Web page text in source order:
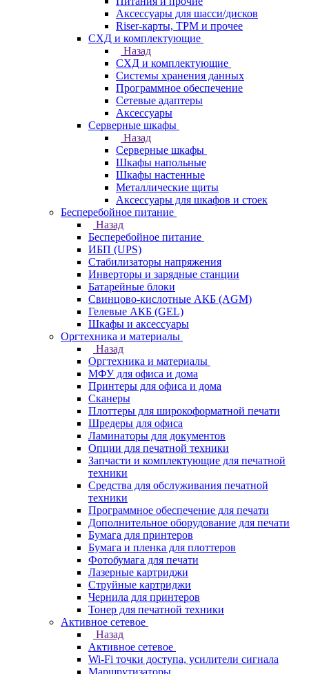
Аксессуары для шасси/дисков
Riser-карты, TPM и прочее
СХД и комплектующие
Назад
СХД и комплектующие
Системы хранения данных
Программное обеспечение
Сетевые адаптеры
Аксессуары
Серверные шкафы
Назад
Серверные шкафы
Шкафы напольные
Шкафы настенные
Металлические щиты
Аксессуары для шкафов и стоек
Бесперебойное питание
Назад
Бесперебойное питание
ИБП (UPS)
Стабилизаторы напряжения
Инверторы и зарядные станции
Батарейные блоки
Свинцово-кислотные АКБ (AGM)
Гелевые АКБ (GEL)
Шкафы и аксессуары
Оргтехника и материалы
Назад
Оргтехника и материалы
МФУ для офиса и дома
Принтеры для офиса и дома
Сканеры
Плоттеры для широкоформатной печати
Шредеры для офиса
Ламинаторы для документов
Опции для печатной техники
Запчасти и комплектующие для печатной
техники
Средства для обслуживания печатной
техники
Программное обеспечение для печати
Дополнительное оборудование для печати
Бумага для принтеров
Бумага и пленка для плоттеров
Фотобумага для печати
Лазерные картриджи
Струйные картриджи
Чернила для принтеров
Тонер для печатной техники
Активное сетевое
Назад
Активное сетевое
Wi-Fi точки доступа, усилители сигнала
Маршрутизаторы